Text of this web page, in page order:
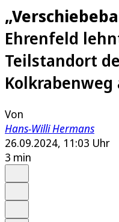
Ehrenfeld
Teilstandort
Kolkrabenweg
Von
Hans-Willi Hermans
26.09.2024, 11:03 Uhr
3 min